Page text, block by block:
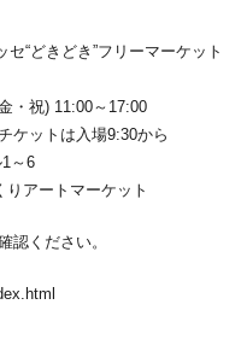
“どきどき”フリーマーケット
祝) 11:00～17:00
トは入場9:30から
～6
アートマーケット
認ください。